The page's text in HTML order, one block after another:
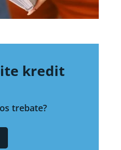
kredit
trebate?